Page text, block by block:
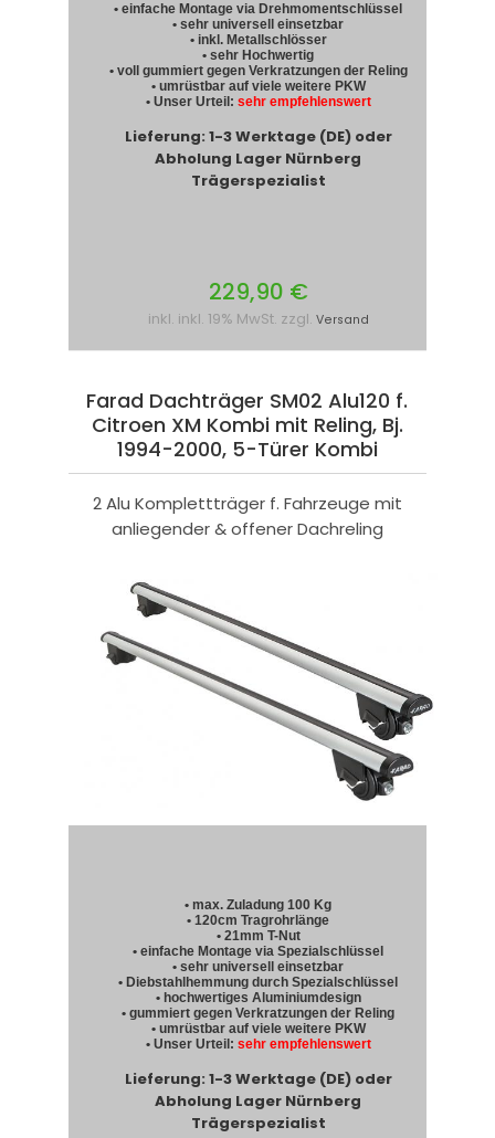
• einfache Montage via Drehmomentschlüssel
• sehr universell einsetzbar
• inkl. Metallschlösser
• sehr Hochwertig
• voll gummiert gegen Verkratzungen der Reling
• umrüstbar auf viele weitere PKW
• Unser Urteil: sehr empfehlenswert
Lieferung: 1-3 Werktage (DE) oder
Abholung Lager Nürnberg
Trägerspezialist
229,90 €
inkl. inkl. 19% MwSt. zzgl. Versand
Farad Dachträger SM02 Alu120 f.
Citroen XM Kombi mit Reling, Bj.
1994-2000, 5-Türer Kombi
2 Alu Komplettträger f. Fahrzeuge mit
anliegender & offener Dachreling
• max. Zuladung 100 Kg
• 120cm Tragrohrlänge
• 21mm T-Nut
• einfache Montage via Spezialschlüssel
• sehr universell einsetzbar
• Diebstahlhemmung durch Spezialschlüssel
• hochwertiges Aluminiumdesign
• gummiert gegen Verkratzungen der Reling
• umrüstbar auf viele weitere PKW
• Unser Urteil: sehr empfehlenswert
Lieferung: 1-3 Werktage (DE) oder
Abholung Lager Nürnberg
Trägerspezialist